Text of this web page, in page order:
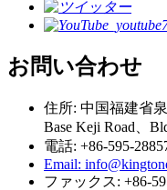
お問い合わせ
住所: 中国福建省
Base Keji Road、
電話: +86-595-
Email:
ファックス: +86-